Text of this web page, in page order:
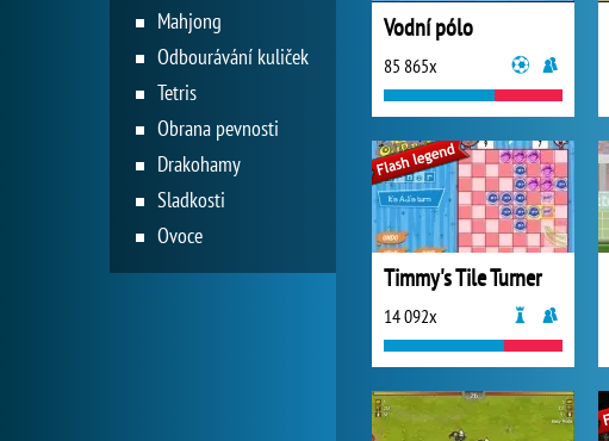
Vodní pólo
85 865x
Timmy's Tile Turner
14 092x
Mahjong
Odbourávání kuliček
Tetris
Obrana pevnosti
Drakohamy
Sladkosti
Ovoce